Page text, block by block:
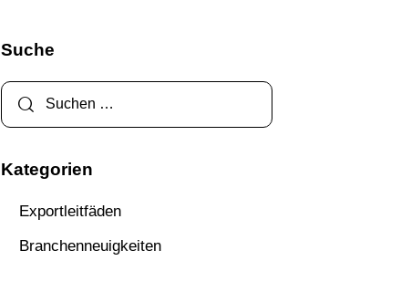
Suche
Kategorien
Exportleitfäden
Branchenneuigkeiten